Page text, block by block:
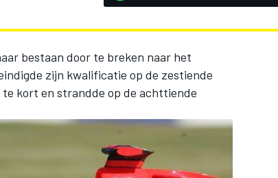
bestaan door te breken naar het
zijn kwalificatie op de zestiende
kort en strandde op de achttiende